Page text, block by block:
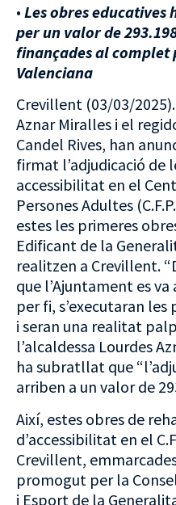
• Les obres educatives
per un valor de
finançades al
Valenciana
Crevillent (03/03/
Aznar Miralles i el
Candel Rives, han
firmat l’adjudicació de
accessibilitat en el
Persones Adultes
estes les primeres
Edificant de la
realitzen a Crevillent.
que l’Ajuntament es
per fi, s’executaran
i seran una realitat
l’alcaldessa Lourdes
ha subratllat que
arriben a un valor de
Així, estes obres de
d’accessibilitat en el
Crevillent,
promogut per la
i Esport de la